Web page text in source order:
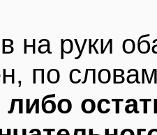
на руки
по
либо